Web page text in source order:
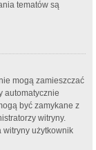
tematów są
mogą zamieszczać
automatycznie
być zamykane z
witryny.
użytkownik